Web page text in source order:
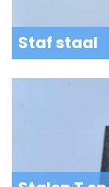
Staf staal